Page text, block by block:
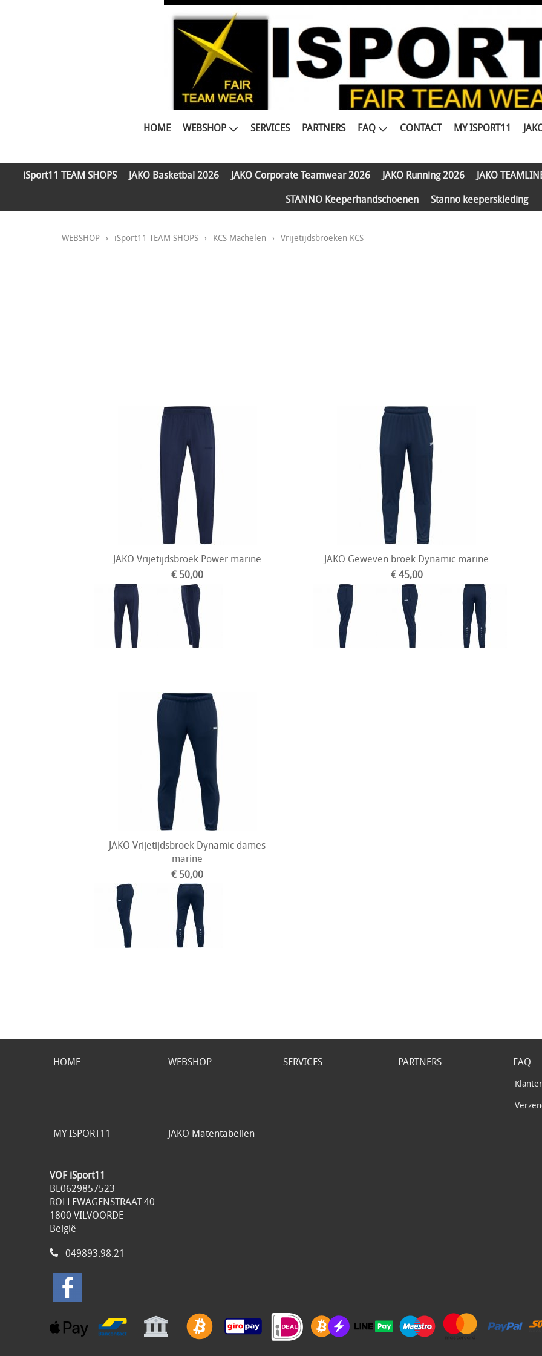
HOME WEBSHOP SERVICES PARTNERS FAQ CONTACT MY ISPORT11
iSport11 TEAM SHOPS
JAKO Basketbal 2026 JAKO Corporate Teamwear 2026 JAKO Running 2026 JAKO
STANNO Keeperhandschoenen
Stanno keeperskleding
WEBSHOP › iSport11 TEAM SHOPS › KCS Machelen › Vrijetijdsbroeken KCS
JAKO Vrijetijdsbroek Power marine
€ 50,00
JAKO Geweven broek Dynamic marine
€ 45,00
JAKO Vrijetijdsbroek Dynamic dames
marine
€ 50,00
HOME WEBSHOP SERVICES PARTNERS FAQ
MY ISPORT11 JAKO Matentabellen
VOF iSport11
BE0629857523
ROLLEWAGENSTRAAT 40
1800 VILVOORDE
België
049893.98.21